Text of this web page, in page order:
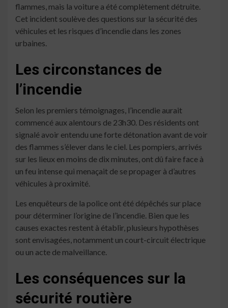
flammes, mais la voiture a été complètement détruite.
Cet incident soulève des questions sur la sécurité des
véhicules et les risques d’incendie dans les zones
urbaines.
Les circonstances de
l’incendie
Selon les premiers témoignages, l’incendie aurait
commencé aux alentours de 23h30. Des résidents ont
signalé avoir entendu une forte détonation avant de voir
des flammes s’élever dans le ciel. Les pompiers, arrivés
sur les lieux en moins de dix minutes, ont dû faire face à
un feu intense qui menaçait de se propager à d’autres
véhicules à proximité.
Les enquêteurs de la police ont été dépêchés sur place
pour déterminer l’origine de l’incendie. Bien que les
causes exactes restent à établir, plusieurs hypothèses
sont envisagées, notamment un court-circuit électrique
ou un acte de malveillance.
Les conséquences sur la
sécurité routière